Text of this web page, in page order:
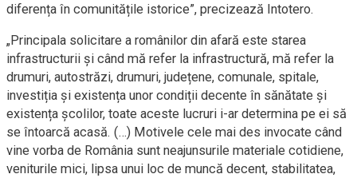
diferența în comunitățile istorice”, precizează Intotero.
„Principala solicitare a românilor din afară este starea
infrastructurii și când mă refer la infrastructură, mă refer la
drumuri, autostrăzi, drumuri, județene, comunale, spitale,
investiția și existența unor condiții decente în sănătate și
existența școlilor, toate aceste lucruri i-ar determina pe ei să
se întoarcă acasă. (…) Motivele cele mai des invocate când
vine vorba de România sunt neajunsurile materiale cotidiene,
veniturile mici, lipsa unui loc de muncă decent, stabilitatea,